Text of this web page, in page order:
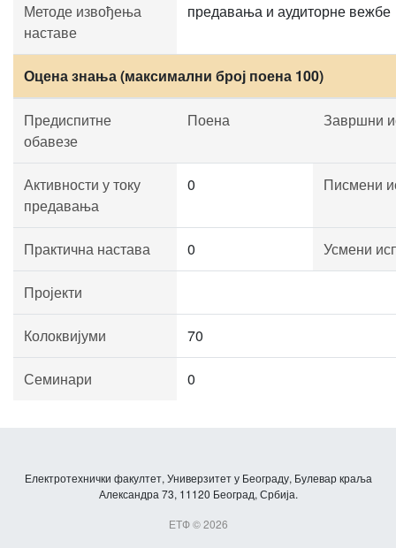
Методе извођења
наставе
предавања и аудиторне вежбе
Оцена знања (максимални број поена 100)
Предиспитне
обавезе
Поена Завршни
Активности у току
предавања
0 Писмени
Практична настава 0 Усмени
Пројекти
Колоквијуми 70
Семинари 0
Електротехнички факултет, Универзитет у Београду, Булевар краља
Александра 73, 11120 Београд, Србија.
ЕТФ © 2026